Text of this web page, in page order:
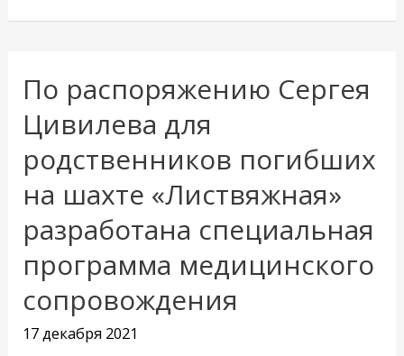
По распоряжению Сергея
Цивилева для
родственников погибших
на шахте «Листвяжная»
разработана специальная
программа медицинского
сопровождения
17 декабря 2021
По
распоряжению
Сергея
Цивилева
для
родственников
погибших
на
шахте
«Листвяжная»
разработана